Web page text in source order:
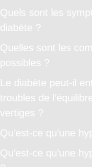
Quels sont les
diabète ?
Quelles sont les
possibles ?
Le diabète peut-il
troubles de
vertiges ?
Qu’est-ce qu’une
Qu’est-ce qu’une